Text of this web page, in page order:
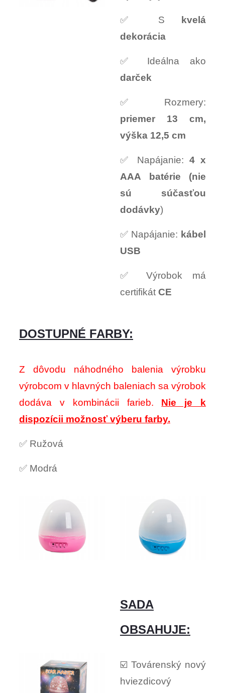
✅ S kvelá
dekorácia
✅ Ideálna ako
darček
✅ Rozmery:
priemer 13 cm,
výška 12,5 cm
✅ Napájanie: 4 x
AAA batérie (nie
sú súčasťou
dodávky)
✅ Napájanie: kábel
USB
✅ Výrobok má
certifikát CE
DOSTUPNÉ FARBY:
Z dôvodu náhodného balenia výrobku
výrobcom v hlavných baleniach sa výrobok
dodáva v kombinácii farieb. Nie je k
dispozícii možnosť výberu farby.
✅ Ružová
✅ Modrá
SADA
OBSAHUJE:
☑️ Továrenský nový
hviezdicový